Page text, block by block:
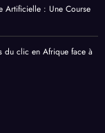
Artificielle : Une Course
du clic en Afrique face à